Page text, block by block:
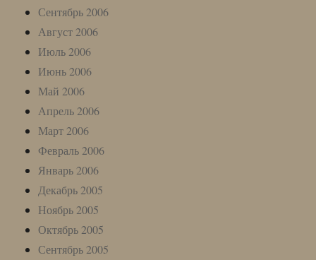
Сентябрь 2006
Август 2006
Июль 2006
Июнь 2006
Май 2006
Апрель 2006
Март 2006
Февраль 2006
Январь 2006
Декабрь 2005
Ноябрь 2005
Октябрь 2005
Сентябрь 2005